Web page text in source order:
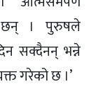
छन् । पुरुषले
सक्दैनन् भन्ने
गरेको छ ।’